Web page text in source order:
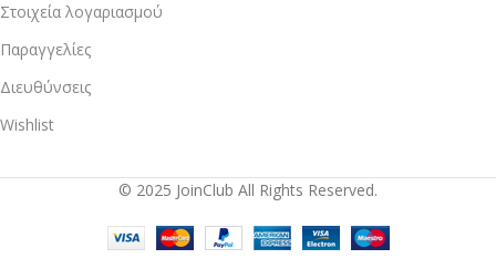
Στοιχεία λογαριασμού
Παραγγελίες
Διευθύνσεις
Wishlist
© 2025 JoinClub All Rights Reserved.